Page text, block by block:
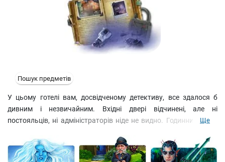
Пошук предметів
У цьому готелі вам, досвідченому детективу, все здалося б
дивним і незвичайним. Вхідні двері відчинені, але ні
постояльців, ні адміністраторів ніде не видно. Годинник йде у
точний час! За вікнами мелькають дивні тіні. Просто містика
якась! Розв'яжіть головоломні завдання і з'ясуйте, що тут
Ще